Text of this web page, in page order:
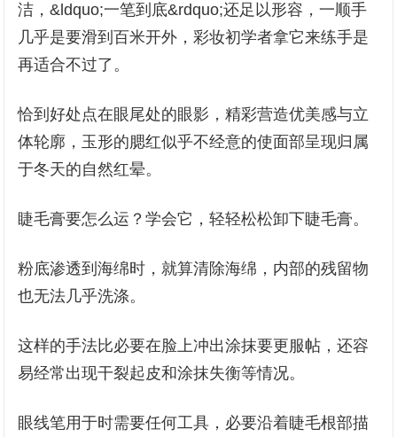
洁，&ldquo;一笔到底&rdquo;还足以形容，一顺手
几乎是要滑到百米开外，彩妆初学者拿它来练手是
再适合不过了。
恰到好处点在眼尾处的眼影，精彩营造优美感与立
体轮廓，玉形的腮红似乎不经意的使面部呈现归属
于冬天的自然红晕。
睫毛膏要怎么运？学会它，轻轻松松卸下睫毛膏。
粉底渗透到海绵时，就算清除海绵，内部的残留物
也无法几乎洗涤。
这样的手法比必要在脸上冲出涂抹要更服帖，还容
易经常出现干裂起皮和涂抹失衡等情况。
眼线笔用于时需要任何工具，必要沿着睫毛根部描